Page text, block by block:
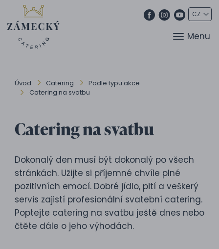
Menu
Úvod Catering
Podle typu akce
Catering na svatbu
Catering na svatbu
Dokonalý den musí být dokonalý po všech
stránkách. Užijte si příjemné chvíle plné
pozitivních emocí. Dobré jídlo, pití a veškerý
servis zajistí profesionální svatební catering.
Poptejte catering na svatbu ještě dnes nebo
čtěte dále o jeho výhodách.